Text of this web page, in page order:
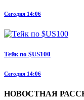
Сегодня 14:06
Тейк по $US100
Сегодня 14:06
НОВОСТНАЯ